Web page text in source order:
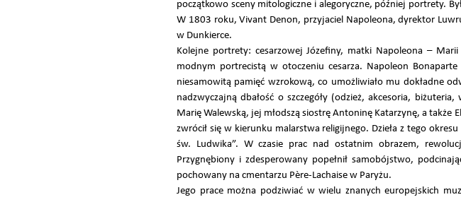
początkowo sceny mitologiczne i alegoryczne, później portrety.
W 1803 roku, Vivant Denon, przyjaciel Napoleona, dyrektor
w Dunkierce.
Kolejne portrety: cesarzowej Józefiny, matki Napoleona –
modnym portrecistą w otoczeniu cesarza. Napoleon
niesamowitą pamięć wzrokową, co umożliwiało mu dokładne
nadzwyczajną dbałość o szczegóły (odzież, akcesoria,
Marię Walewską, jej młodszą siostrę Antoninę Katarzynę, a także
zwrócił się w kierunku malarstwa religijnego. Dzieła z tego
św. Ludwika”. W czasie prac nad ostatnim obrazem,
Przygnębiony i zdesperowany popełnił samobójstwo,
pochowany na cmentarzu Père-Lachaise w Paryżu.
Jego prace można podziwiać w wielu znanych europejskich